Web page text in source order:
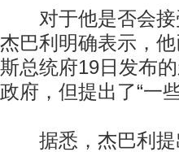
对于他是否会接
杰巴利明确表示，
斯总统府19日发布
政府，但提出了“一些
据悉，杰巴利提